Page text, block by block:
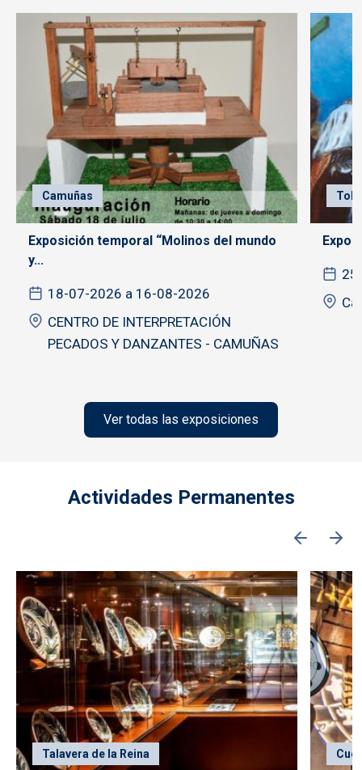
Camuñas
Exposición temporal “Molinos del mundo
y...
18-07-2026 a 16-08-2026
CENTRO DE INTERPRETACIÓN
PECADOS Y DANZANTES - CAMUÑAS
Ver todas las exposiciones
Actividades Permanentes
Talavera de la Reina